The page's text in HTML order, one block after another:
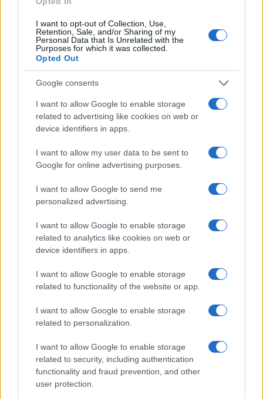
I want to opt-out of Collection, Use,
Retention, Sale, and/or Sharing of my
Personal Data that Is Unrelated with the
Purposes for which it was collected.
Opted Out
Google consents
I want to allow Google to enable storage
related to advertising like cookies on web or
device identifiers in apps.
I want to allow my user data to be sent to
Google for online advertising purposes.
I want to allow Google to send me
personalized advertising.
I want to allow Google to enable storage
related to analytics like cookies on web or
device identifiers in apps.
I want to allow Google to enable storage
related to functionality of the website or app.
I want to allow Google to enable storage
related to personalization.
I want to allow Google to enable storage
related to security, including authentication
functionality and fraud prevention, and other
user protection.
e rimettono capitale
Linda Pellegrini · 7 Lug 2026
B2B NEWS
Cosa cambia a Trieste dopo la pronuncia della Corte
europea sulla prelazione nei project financing
Martina Marchesi · 5 Lug 2026
Cosa cambia a Trieste dopo la pronuncia della Corte
Acquisizione Fincantieri-WSense: i fondatori restano e
rimettono capitale